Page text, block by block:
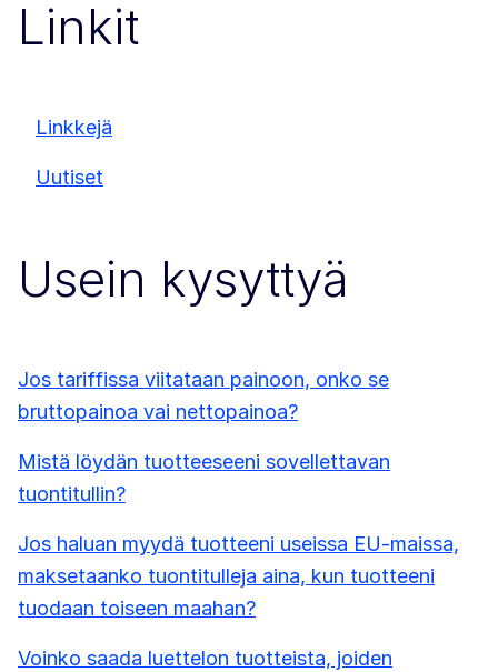
Linkit
Linkkejä
Uutiset
Usein kysyttyä
Jos tariffissa viitataan painoon, onko se
bruttopainoa vai nettopainoa?
Mistä löydän tuotteeseeni sovellettavan
tuontitullin?
Jos haluan myydä tuotteeni useissa EU-maissa,
maksetaanko tuontitulleja aina, kun tuotteeni
tuodaan toiseen maahan?
Voinko saada luettelon tuotteista, joiden